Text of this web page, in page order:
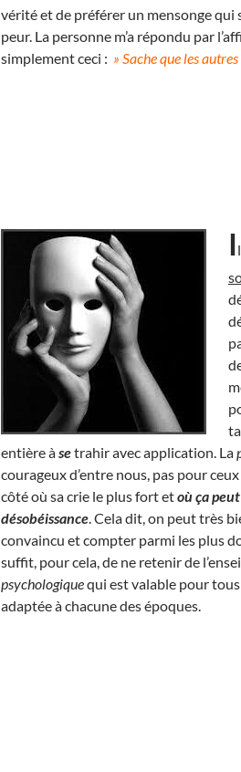
vérité et de préférer un mensonge qui
peur. La personne m’a répondu par
simplement ceci : » Sache que les autres
I
entière àsetrahir avec application. La
courageux d’entre nous, pas pour
côté où sa crie le plus fort etoù ça
désobéissance. Cela dit, on peut très
convaincu et compter parmi les plus
suffit, pour cela, de ne retenir de
psychologiquequi est valable pour
adaptée à chacune des époques.